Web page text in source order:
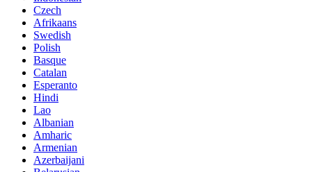
Czech
Afrikaans
Swedish
Polish
Basque
Catalan
Esperanto
Hindi
Lao
Albanian
Amharic
Armenian
Azerbaijani